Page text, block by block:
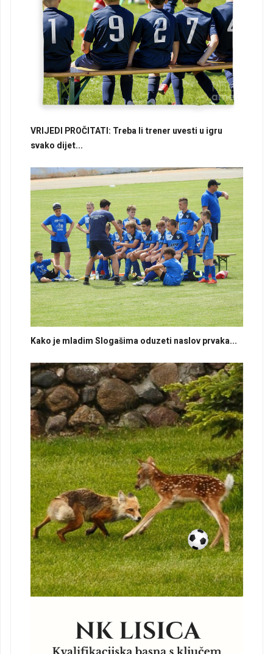
VRIJEDI PROČITATI: Treba li trener uvesti u igru
svako dijet...
Kako je mladim Slogašima oduzeti naslov prvaka...